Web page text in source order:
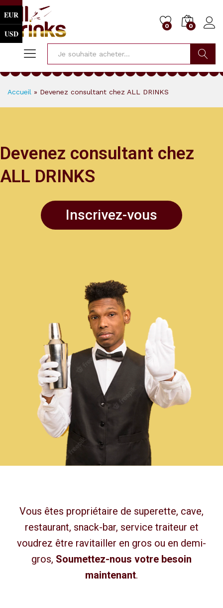
0 0
Chercher
Accueil » Devenez consultant chez ALL DRINKS
Devenez consultant chez
ALL DRINKS
Inscrivez-vous
Vous êtes propriétaire de superette, cave,
restaurant, snack-bar, service traiteur et
voudrez être ravitailler en gros ou en demi-
gros, Soumettez-nous votre besoin
maintenant.
EUR
USD